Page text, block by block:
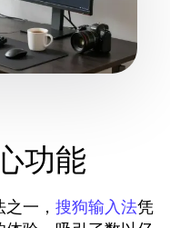
功能
一， 搜狗输入法凭